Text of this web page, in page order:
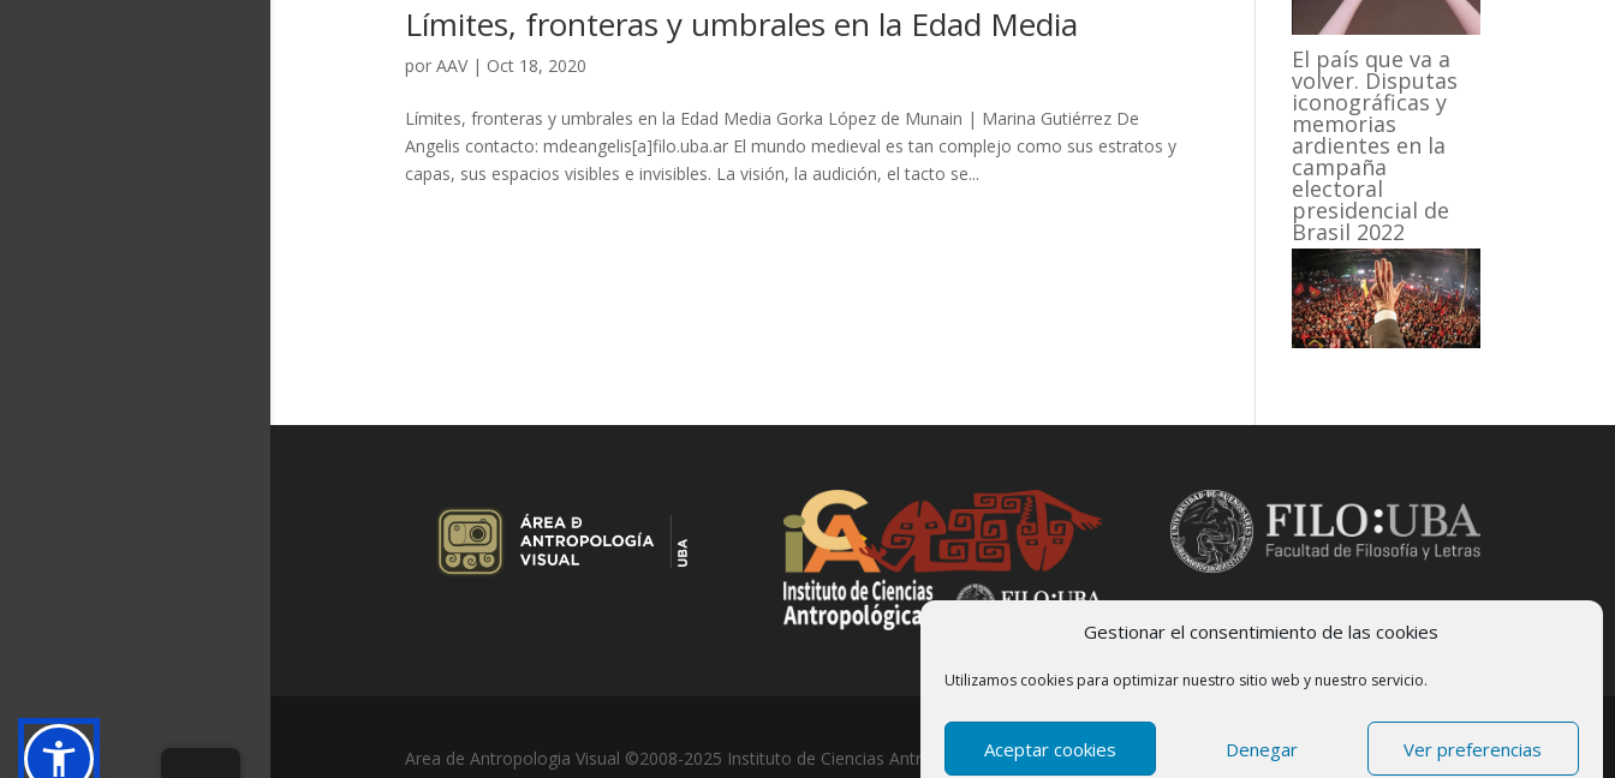
Gestionar el consentimiento de las cookies
Utilizamos cookies para optimizar nuestro sitio web y nuestro servicio.
Aceptar cookies Denegar Ver preferencias
Límites, fronteras y umbrales en la Edad Media
por AAV| Oct 18, 2020
Límites, fronteras y umbrales en la Edad Media Gorka López de Munain | Marina Gutiérrez De
Angelis contacto: mdeangelis[a]filo.uba.ar El mundo medieval es tan complejo como sus estratos y
capas, sus espacios visibles e invisibles. La visión, la audición, el tacto se...
El país que va a
volver. Disputas
iconográficas y
memorias
ardientes en la
campaña
electoral
presidencial de
Brasil 2022
Area de Antropologia Visual ©2008-2025 Instituto de Ciencias Antropológicas- Universidad de Buenos Aires | Desarrollado por
Sette